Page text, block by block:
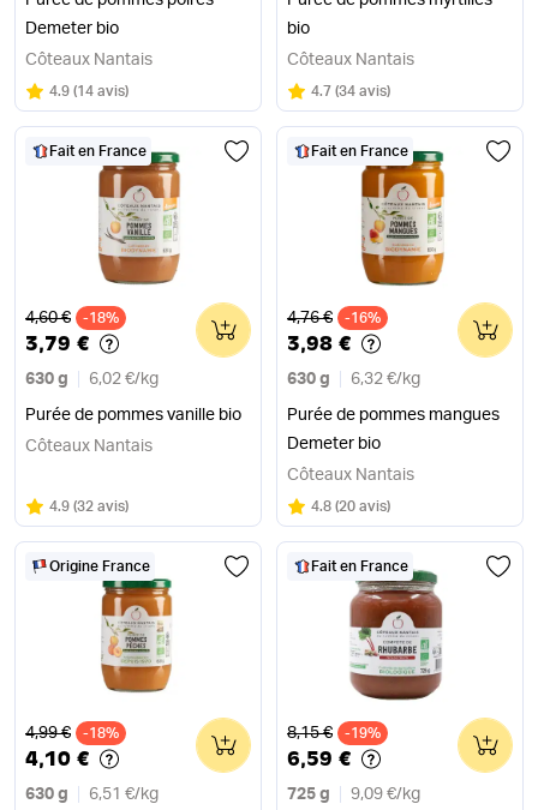
Demeter bio
Côteaux Nantais
Note
4.9 sur 5
(14 avis)
bio
Côteaux Nantais
Note
4.7 sur 5
(34 avis)
Fait en France
Ancien prix
4,60 € -18%
3,79 €
630 g 6,02 €/ kg
Purée de pommes vanille bio
0
Côteaux Nantais
Note
4.9 sur 5
(32 avis)
Fait en France
Ancien prix
4,76 € -16%
3,98 €
630 g 6,32 €/ kg
Purée de pommes mangues
Demeter bio
0
Côteaux Nantais
Note
4.8 sur 5
(20 avis)
Origine France
Ancien prix
4,99 € -18%
4,10 €
630 g 6,51 €/ kg
0
Fait en France
Ancien prix
8,15 € -19%
6,59 €
725 g 9,09 €/ kg
0